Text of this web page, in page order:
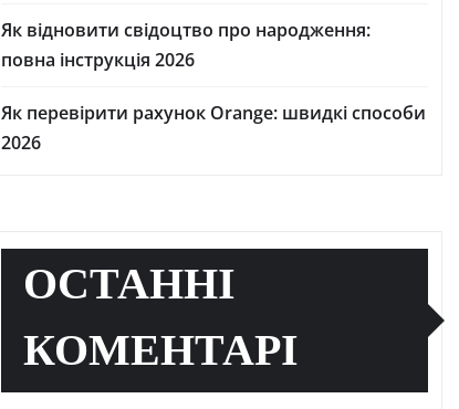
Як відновити свідоцтво про народження:
повна інструкція 2026
Як перевірити рахунок Orange: швидкі способи
2026
ОСТАННІ
КОМЕНТАРІ